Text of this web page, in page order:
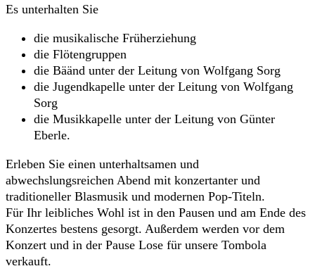
Es unterhalten Sie
die musikalische Früherziehung
die Flötengruppen
die Bäänd unter der Leitung von Wolfgang Sorg
die Jugendkapelle unter der Leitung von Wolfgang
Sorg
die Musikkapelle unter der Leitung von Günter
Eberle.
Erleben Sie einen unterhaltsamen und
abwechslungsreichen Abend mit konzertanter und
traditioneller Blasmusik und modernen Pop-Titeln.
Für Ihr leibliches Wohl ist in den Pausen und am Ende des
Konzertes bestens gesorgt. Außerdem werden vor dem
Konzert und in der Pause Lose für unsere Tombola
verkauft.